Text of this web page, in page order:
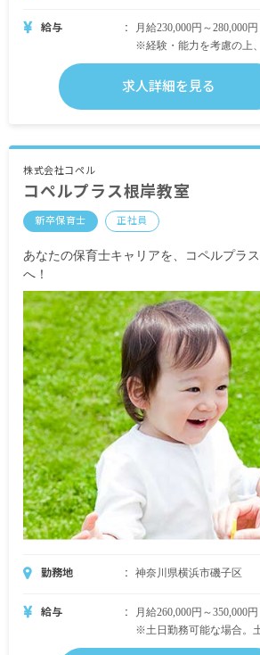
給与
月給230,000円～280,000円
※経験・能力を考慮の上
・別途支給手当
交通費規定内支給 上限
昇給年1回
保育長／年収3,640,000円
保育士／年収3,080,000円
※試用期間なし
求人詳細を見る
株式会社コペル
コペルプラス根岸教室
新卒保育士 正社員
あなたの保育士キャリアを、コペルプラ
へ！
勤務地 神奈川県横浜市磯子区
給与
月給260,000円～350,000円
※土日勤務可能な場合。
きない方は月給240,000円